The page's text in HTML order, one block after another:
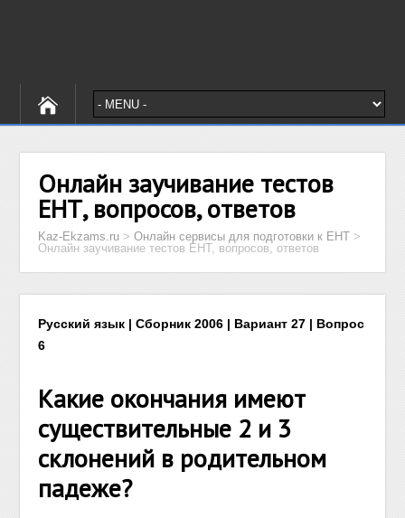
Онлайн заучивание тестов
ЕНТ, вопросов, ответов
Kaz-Ekzams.ru >Онлайн сервисы для подготовки к ЕНТ >
Онлайн заучивание тестов ЕНТ, вопросов, ответов
Русский язык | Сборник 2006 | Вариант 27 | Вопрос
6
Какие окончания имеют
существительные 2 и 3
склонений в родительном
падеже?